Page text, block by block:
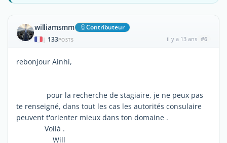
williamsmm Contributeur
| 133POSTS il y a 13 ans #6
rebonjour Ainhi,
pour la recherche de stagiaire, je ne peux pas
te renseigné, dans tout les cas les autorités consulaire
peuvent t'orienter mieux dans ton domaine .
Voilà .
Will